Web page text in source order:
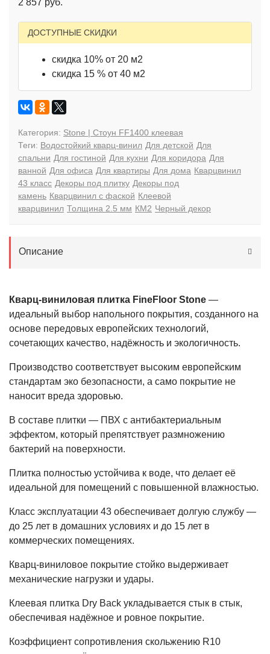
2 857 руб.
ДОСТУПНЫЕ СКИДКИ
скидка 10% от 20 м2
скидка 15 % от 40 м2
Категория: Stone | Стоун FF1400 клеевая
Теги: Водостойкий кварц-винил Для детской Для
спальни Для гостиной Для кухни Для коридора Для
ванной Для офиса Для квартиры Для дома Кварцвинил
43 класс Декоры под плитку Декоры под
камень Кварцвинил с фаской Клеевой
кварцвинил Толщина 2.5 мм КМ2 Черный декор
Описание
Кварц-виниловая плитка FineFloor Stone —
идеальный выбор напольного покрытия, созданного на
основе передовых европейских технологий,
сочетающих качество, надёжность и экологичность.
Производство соответствует высоким европейским
стандартам эко безопасности, а само покрытие не
наносит вреда здоровью.
В составе плитки — ПВХ с антибактериальным
эффектом, который препятствует размножению
бактерий на поверхности.
Плитка полностью устойчива к воде, что делает её
идеальной для помещений с повышенной влажностью.
Класс эксплуатации 43 обеспечивает долгую службу —
до 25 лет в домашних условиях и до 15 лет в
коммерческих помещениях.
Кварц-виниловое покрытие стойко выдерживает
механические нагрузки и удары.
Клеевая плитка Dry Back укладывается стык в стык,
обеспечивая надёжное и ровное покрытие.
Коэффициент сопротивления скольжению R10